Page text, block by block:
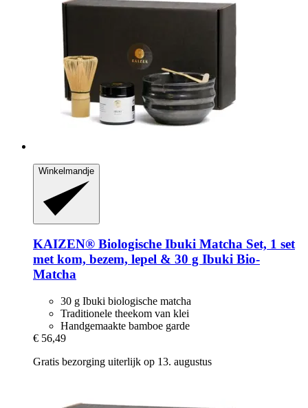
Winkelmandje
KAIZEN® Biologische Ibuki Matcha Set, 1 set
met kom, bezem, lepel & 30 g Ibuki Bio-​
Matcha
30 g Ibuki biologische matcha
Traditionele theekom van klei
Handgemaakte bamboe garde
€ 56,49
Gratis bezorging uiterlijk op 13. augustus